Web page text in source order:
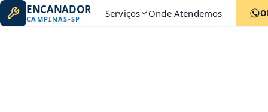
ENCANADOR
CAMPINAS-SP Serviços Onde Atendemos